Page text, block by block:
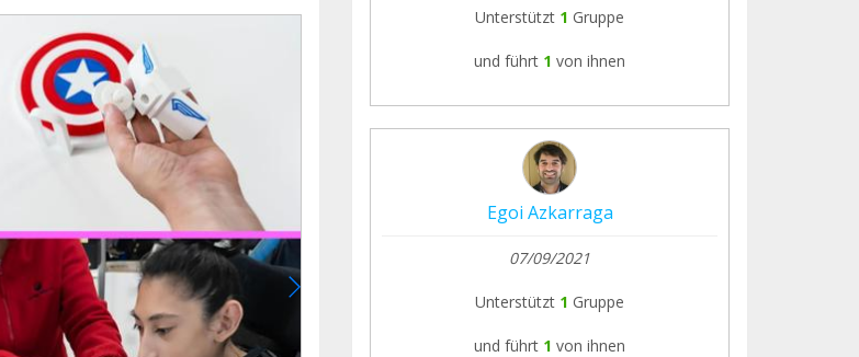
Unterstützt 1 Gruppe
und führt 1 von ihnen
Egoi Azkarraga
07/09/2021
Unterstützt 1 Gruppe
und führt 1 von ihnen